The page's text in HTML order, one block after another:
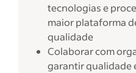
tecnologias e
maior plataforma
qualidade
Colaborar com
garantir qualidade